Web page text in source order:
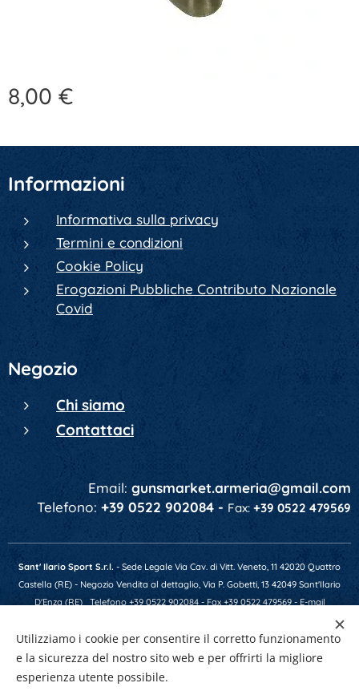
8,00 €
Informazioni
Informativa sulla privacy
Termini e condizioni
Cookie Policy
Erogazioni Pubbliche Contributo Nazionale
Covid
Negozio
Chi siamo
Contattaci
Email: gunsmarket.armeria@gmail.com
Telefono: +39 0522 902084 - Fax: +39 0522 479569
Sant' Ilario Sport S.r.l. - Sede Legale Via Cav. di Vitt. Veneto, 11 42020 Quattro
Castella (RE) - Negozio Vendita al dettaglio, Via P. Gobetti, 13 42049 Sant'Ilario
D'Enza (RE) Telefono +39 0522 902084 - Fax +39 0522 479569 - E-mail
gunsmarket.armeria@gmail.com - P.IVA 01641520356 - Numero REA RE-201607 -
Capitale Soc. € 10.400,00 i.v.
Utilizziamo i cookie per consentire il corretto funzionamento
e la sicurezza del nostro sito web e per offrirti la migliore
esperienza utente possibile.